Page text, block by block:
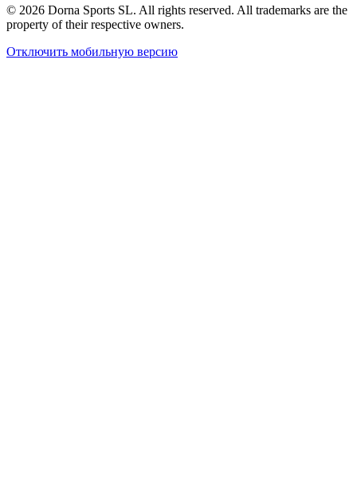
© 2026 Dorna Sports SL. All rights reserved. All trademarks are the
property of their respective owners.
Отключить мобильную версию